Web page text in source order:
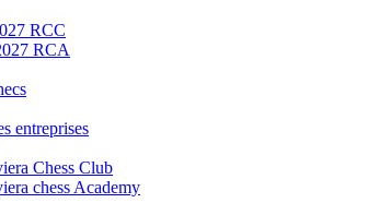
RCC
RCA
entreprises
Chess Club
chess Academy